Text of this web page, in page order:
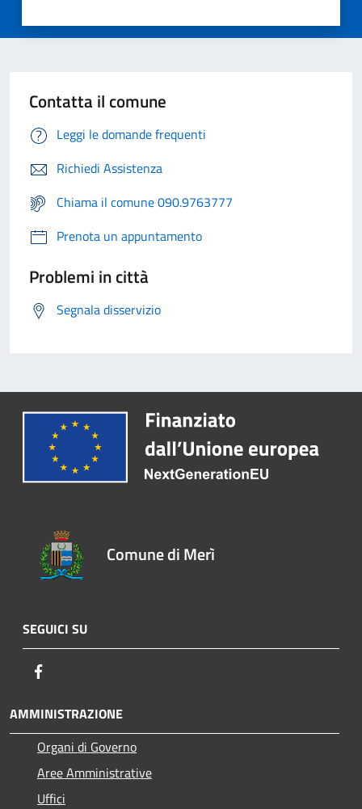
Contatta il comune
Leggi le domande frequenti
Richiedi Assistenza
Chiama il comune 090.9763777
Prenota un appuntamento
Problemi in città
Segnala disservizio
Comune di Merì
SEGUICI SU
AMMINISTRAZIONE
Organi di Governo
Aree Amministrative
Uffici